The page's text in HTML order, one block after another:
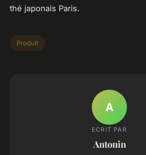
thé japonais Paris.
Produit
A
ECRIT PAR
Antonin